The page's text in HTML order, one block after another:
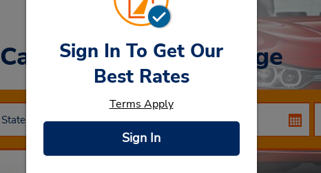
Car RentalBaton Rouge
Sign In To Get Our
Best Rates
Terms Apply
Sign In